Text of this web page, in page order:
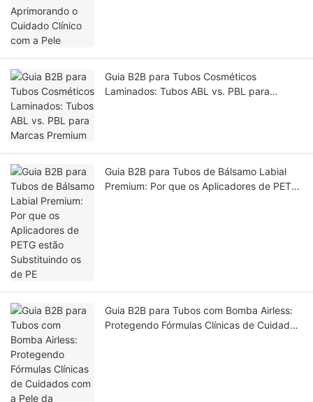
Guia B2B para Tubos Cosméticos
Laminados: Tubos ABL vs. PBL para
Guia B2B para Tubos de Bálsamo Labial
Premium: Por que os Aplicadores de PETG
Guia B2B para Tubos com Bomba Airless:
Protegendo Fórmulas Clínicas de Cuidados